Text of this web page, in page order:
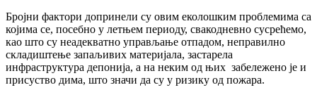
Бројни фактори допринели су овим еколошким проблемима са
којима се, посебно у летњем периоду, свакодневно сусрећемо,
као што су неадекватно управљање отпадом, неправилно
складиштење запаљивих материјала, застарела
инфраструктура депонија, а на неким од њих забележено је и
присуство дима, што значи да су у ризику од пожара.